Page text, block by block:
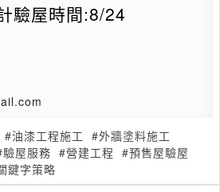
驗屋時間:8/24
#油漆工程施工 #外牆塗料施工
驗屋服務 #營建工程 #預售屋驗屋
鍵字策略